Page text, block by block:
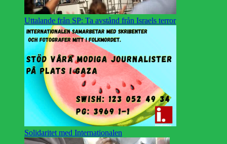
Uttalande från SP: Ta avstånd från Israels terror
Solidaritet med Internationalen